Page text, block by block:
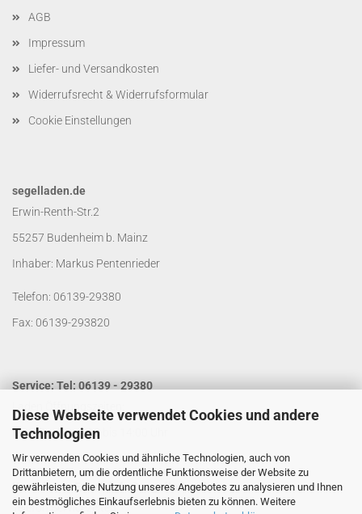
Diese Webseite verwendet Cookies und andere
Technologien
Wir verwenden Cookies und ähnliche Technologien, auch von
Drittanbietern, um die ordentliche Funktionsweise der Website zu
gewährleisten, die Nutzung unseres Angebotes zu analysieren und Ihnen
ein bestmögliches Einkaufserlebnis bieten zu können. Weitere
AGB
Impressum
Liefer- und Versandkosten
Widerrufsrecht & Widerrufsformular
Cookie Einstellungen
segelladen.de
Erwin-Renth-Str.2
55257 Budenheim b. Mainz
Inhaber: Markus Pentenrieder
Telefon: 06139-29380
Fax: 06139-293820
Service: Tel: 06139 - 29380
Laden Öffnungszeiten:
Mo. - Do. von 9:00 bis 14:00 Uhr
Fr. von 9:00 bis 13:00 Uhr
Kontakt per Email:info@segelladen.de
Telefon Servicezeiten: